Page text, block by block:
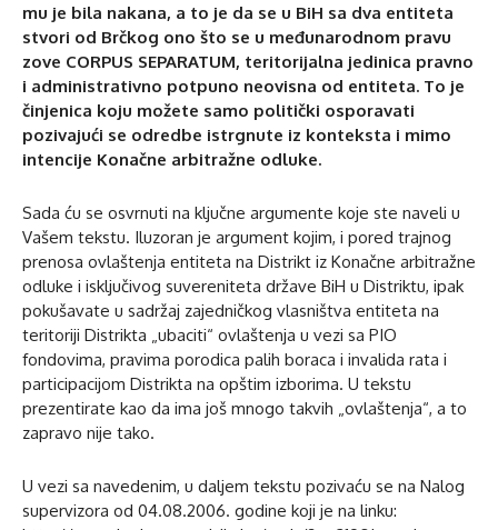
mu je bila nakana, a to je da se u BiH sa dva entiteta
stvori od Brčkog ono što se u međunarodnom pravu
zove CORPUS SEPARATUM, teritorijalna jedinica pravno
i administrativno potpuno neovisna od entiteta. To je
činjenica koju možete samo politički osporavati
pozivajući se odredbe istrgnute iz konteksta i mimo
intencije Konačne arbitražne odluke.
Sada ću se osvrnuti na ključne argumente koje ste naveli u
Vašem tekstu. Iluzoran je argument kojim, i pored trajnog
prenosa ovlaštenja entiteta na Distrikt iz Konačne arbitražne
odluke i isključivog suvereniteta države BiH u Distriktu, ipak
pokušavate u sadržaj zajedničkog vlasništva entiteta na
teritoriji Distrikta „ubaciti“ ovlaštenja u vezi sa PIO
fondovima, pravima porodica palih boraca i invalida rata i
participacijom Distrikta na opštim izborima. U tekstu
prezentirate kao da ima još mnogo takvih „ovlaštenja“, a to
zapravo nije tako.
U vezi sa navedenim, u daljem tekstu pozivaću se na Nalog
supervizora od 04.08.2006. godine koji je na linku: